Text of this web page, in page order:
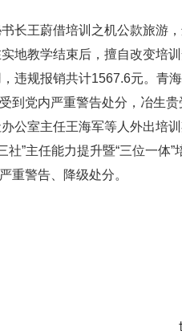
长王蔚借培训之机公款旅游
地教学结束后，擅自改变培
违规报销共计1567.6元。青
到党内严重警告处分，冶生贵
公室主任王海军等人外出培
社”主任能力提升暨“三位一体
重警告、降级处分。